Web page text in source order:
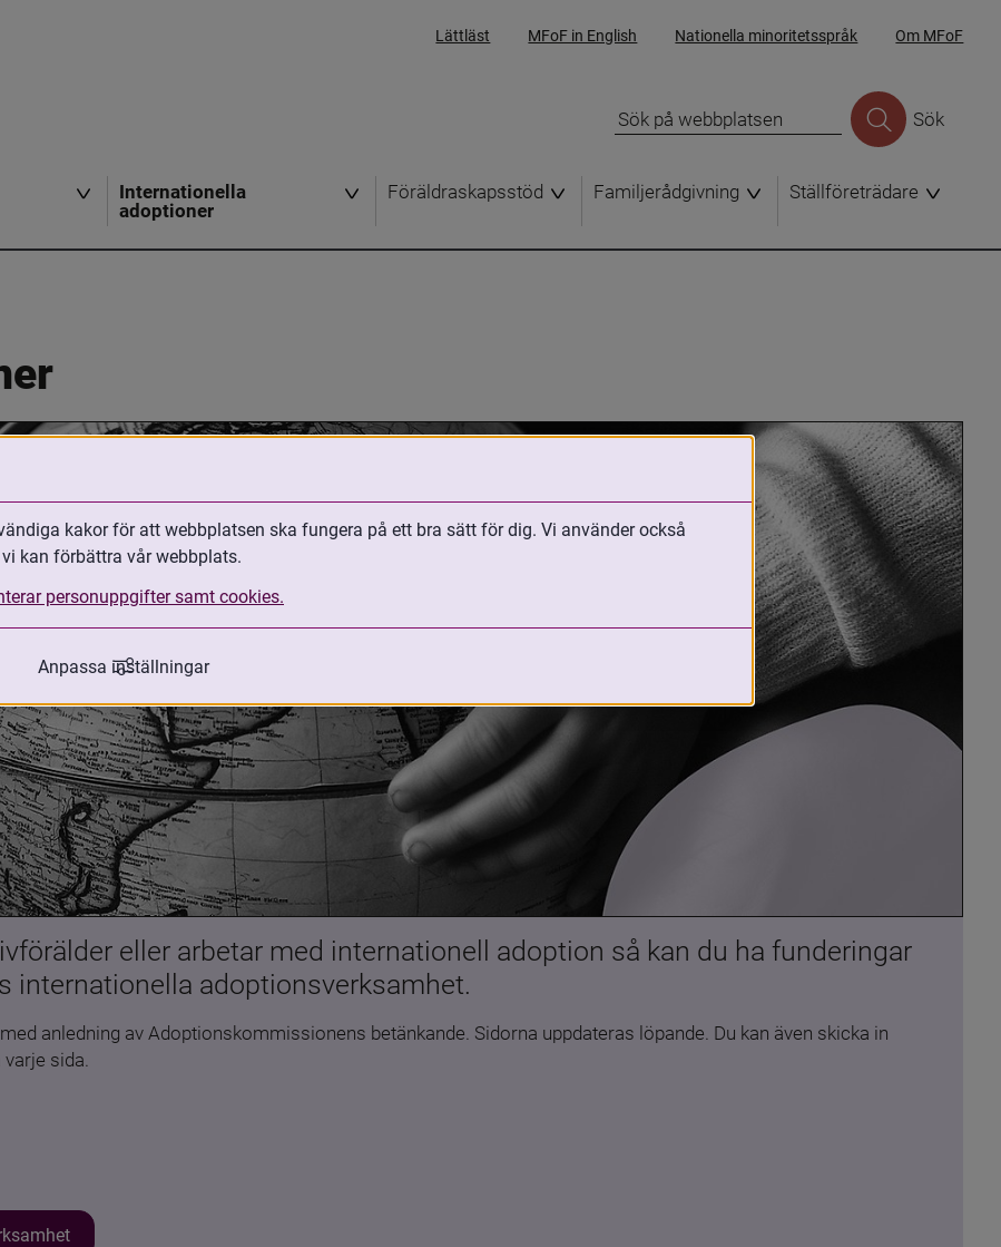
Lättläst MFoF in English Nationella minoritetsspråk Om MFoF
Sök
Internationella
adoptioner
Föräldraskapsstöd Familjerådgivning Ställföreträdare
eller arbetar med internationell adoption så kan du ha funderingar
internationella adoptionsverksamhet.
anledning av Adoptionskommissionens betänkande. Sidorna uppdateras löpande. Du kan även skicka in
sida.
kakor för att webbplatsen ska fungera på ett bra sätt för dig. Vi använder också
kan förbättra vår webbplats.
personuppgifter samt cookies.
Anpassa inställningar